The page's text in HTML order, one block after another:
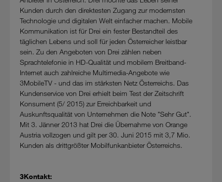
Kunden durch den direktesten Zugang zur modernsten
Technologie und digitalen Welt einfacher machen. Mobile
Kommunikation ist für Drei ein fester Bestandteil des
täglichen Lebens und soll für jeden Österreicher leistbar
sein. Zu den Angeboten von Drei zählen neben
Sprachtelefonie in HD-Qualität und mobilem Breitband-
Internet auch zahlreiche Multimedia-Angebote wie
3MobileTV - und das im stärksten Netz Österreichs. Das
Kundenservice von Drei erhielt beim Test der Zeitschrift
Konsument (5/ 2015) zur Erreichbarkeit und
Auskunftsqualität von Unternehmen die Note "Sehr Gut".
Mit 3. Jänner 2013 hat Drei die Übernahme von Orange
Austria vollzogen und gilt per 30. Juni 2015 mit 3,7 Mio.
Kunden als drittgrößter Mobilfunkanbieter Österreichs.
3Kontakt: